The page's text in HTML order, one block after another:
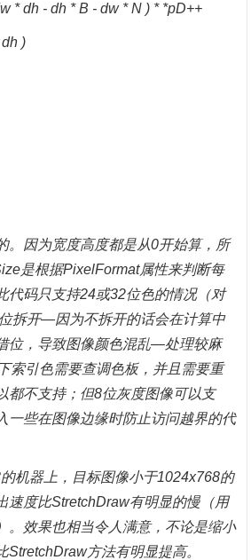
* dh - dh * B - dw * N ) * *pD++
)
。因为宽度高度都是从0开始算，所
是根据PixelFormat属性来判断每
代码只支持24或32位色的情况（对
拆开—因为不拆开的话会在计算中
位，导致图像颜色混乱—处理较麻
索引色需要查调色板，并且需要重
都不支持；但8位灰度图像可以支
一些在图像边缘时防止访问越界的代
机器上，目标图像小于1024x768的
速度比StretchDraw有明显的慢（用
。效果也相当令人满意，不论是缩小
StretchDraw方法有明显提高。